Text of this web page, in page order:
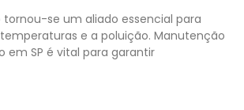
se um aliado essencial para
e a poluição. Manutenção
em SP é vital para garantir